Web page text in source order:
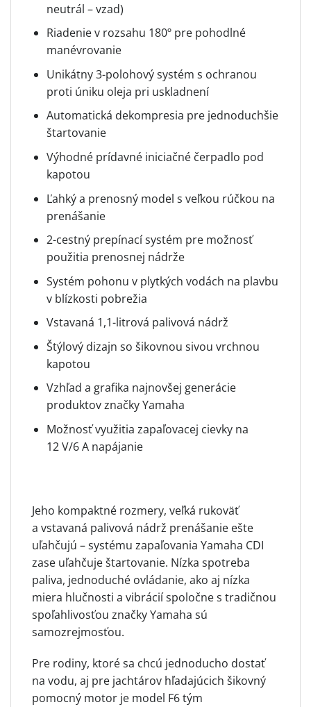
neutrál – vzad)
Riadenie v rozsahu 180º pre pohodlné
manévrovanie
Unikátny 3-polohový systém s ochranou
proti úniku oleja pri uskladnení
Automatická dekompresia pre jednoduchšie
štartovanie
Výhodné prídavné iniciačné čerpadlo pod
kapotou
Ľahký a prenosný model s veľkou rúčkou na
prenášanie
2-cestný prepínací systém pre možnosť
použitia prenosnej nádrže
Systém pohonu v plytkých vodách na plavbu
v blízkosti pobrežia
Vstavaná 1,1-litrová palivová nádrž
Štýlový dizajn so šikovnou sivou vrchnou
kapotou
Vzhľad a grafika najnovšej generácie
produktov značky Yamaha
Možnosť využitia zapaľovacej cievky na
12 V/6 A napájanie
Jeho kompaktné rozmery, veľká rukoväť
a vstavaná palivová nádrž prenášanie ešte
uľahčujú – systému zapaľovania Yamaha CDI
zase uľahčuje štartovanie. Nízka spotreba
paliva, jednoduché ovládanie, ako aj nízka
miera hlučnosti a vibrácií spoločne s tradičnou
spoľahlivosťou značky Yamaha sú
samozrejmosťou.
Pre rodiny, ktoré sa chcú jednoducho dostať
na vodu, aj pre jachtárov hľadajúcich šikovný
pomocný motor je model F6 tým